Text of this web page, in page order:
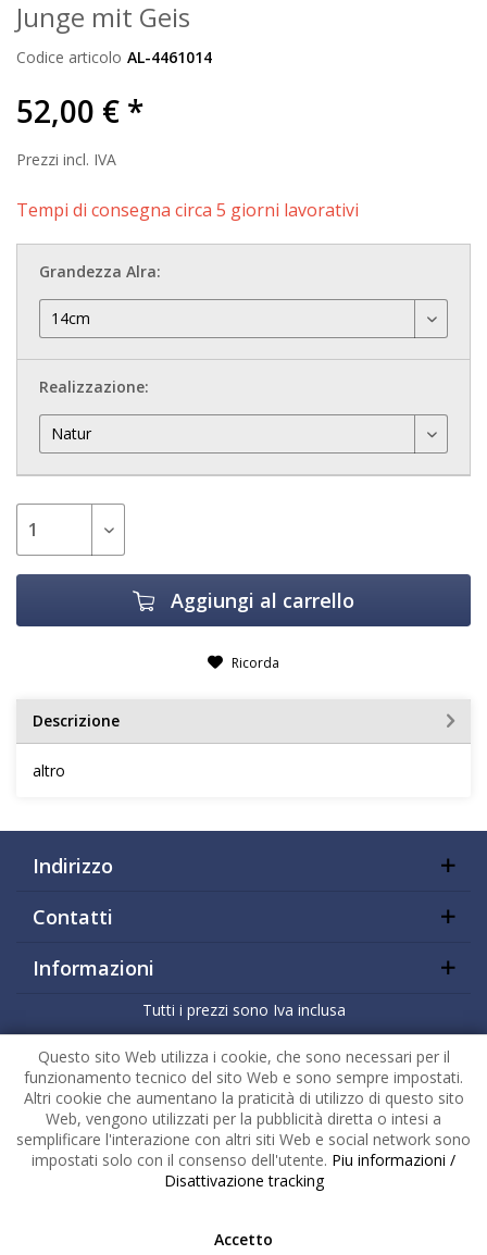
Junge mit Geis
Codice articolo AL-4461014
52,00 € *
Prezzi incl. IVA
Tempi di consegna circa 5 giorni lavorativi
Grandezza Alra:
Realizzazione:
Aggiungi al carrello
Ricorda
Descrizione
altro
Indirizzo
Contatti
Informazioni
Tutti i prezzi sono Iva inclusa
Copyright2026 |HuckePackby426 - Your Digital Upgrade
Questo sito Web utilizza i cookie, che sono necessari per il
funzionamento tecnico del sito Web e sono sempre impostati.
Altri cookie che aumentano la praticità di utilizzo di questo sito
Web, vengono utilizzati per la pubblicità diretta o intesi a
semplificare l'interazione con altri siti Web e social network sono
impostati solo con il consenso dell'utente. Piu informazioni /
Disattivazione tracking
Accetto